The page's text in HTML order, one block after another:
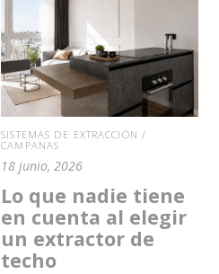
SISTEMAS DE EXTRACCIÓN /
CAMPANAS
18 junio, 2026
Lo que nadie tiene
en cuenta al elegir
un extractor de
techo